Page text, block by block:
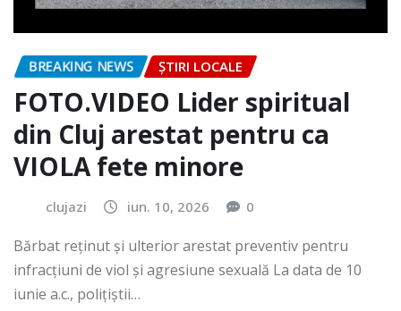
BREAKING NEWS ȘTIRI LOCALE
FOTO.VIDEO Lider spiritual
din Cluj arestat pentru ca
VIOLA fete minore
clujazi iun. 10, 2026 0
Bărbat reținut și ulterior arestat preventiv pentru
infracțiuni de viol și agresiune sexuală La data de 10
iunie a.c., polițiștii…